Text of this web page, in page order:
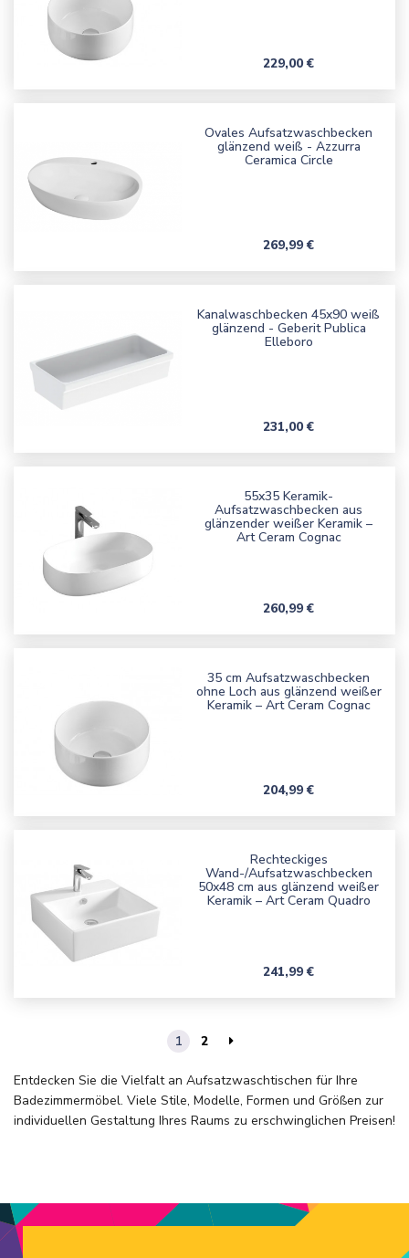
Preis
229,00 €
Ovales Aufsatzwaschbecken
glänzend weiß - Azzurra
Ceramica Circle
Preis
269,99 €
Kanalwaschbecken 45x90 weiß
glänzend - Geberit Publica
Elleboro
Preis
231,00 €
55x35 Keramik-
Aufsatzwaschbecken aus
glänzender weißer Keramik –
Art Ceram Cognac
Preis
260,99 €
35 cm Aufsatzwaschbecken
ohne Loch aus glänzend weißer
Keramik – Art Ceram Cognac
Preis
204,99 €
Rechteckiges
Wand-/Aufsatzwaschbecken
50x48 cm aus glänzend weißer
Keramik – Art Ceram Quadro
Preis
241,99 €
1 2
Entdecken Sie die Vielfalt an Aufsatzwaschtischen für Ihre
Badezimmermöbel. Viele Stile, Modelle, Formen und Größen zur
individuellen Gestaltung Ihres Raums zu erschwinglichen Preisen!